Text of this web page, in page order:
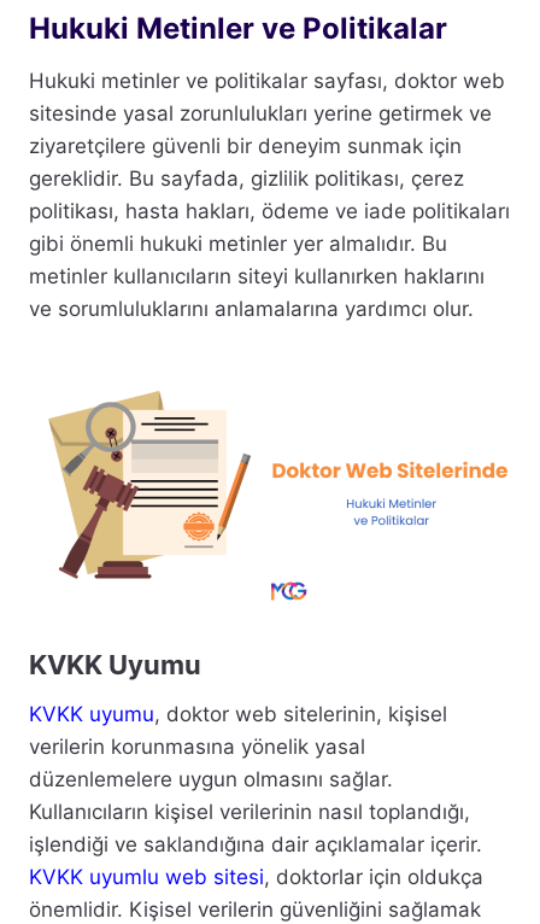
Hukuki Metinler ve Politikalar
Hukuki metinler ve politikalar sayfası, doktor web
sitesinde yasal zorunlulukları yerine getirmek ve
ziyaretçilere güvenli bir deneyim sunmak için
gereklidir. Bu sayfada, gizlilik politikası, çerez
politikası, hasta hakları, ödeme ve iade politikaları
gibi önemli hukuki metinler yer almalıdır. Bu
metinler kullanıcıların siteyi kullanırken haklarını
ve sorumluluklarını anlamalarına yardımcı olur.
KVKK Uyumu
KVKK uyumu, doktor web sitelerinin, kişisel
verilerin korunmasına yönelik yasal
düzenlemelere uygun olmasını sağlar.
Kullanıcıların kişisel verilerinin nasıl toplandığı,
işlendiği ve saklandığına dair açıklamalar içerir.
KVKK uyumlu web sitesi, doktorlar için oldukça
önemlidir. Kişisel verilerin güvenliğini sağlamak